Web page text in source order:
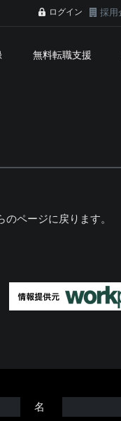
ログイン 採用
無料転職支援
ページに戻ります。
名